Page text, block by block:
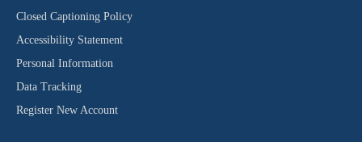
Closed Captioning Policy
Accessibility Statement
Personal Information
Data Tracking
Register New Account